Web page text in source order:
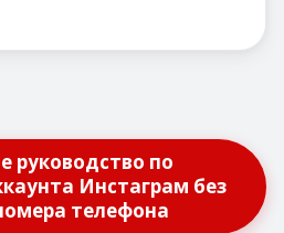
руководство по
Инстаграм без
телефона